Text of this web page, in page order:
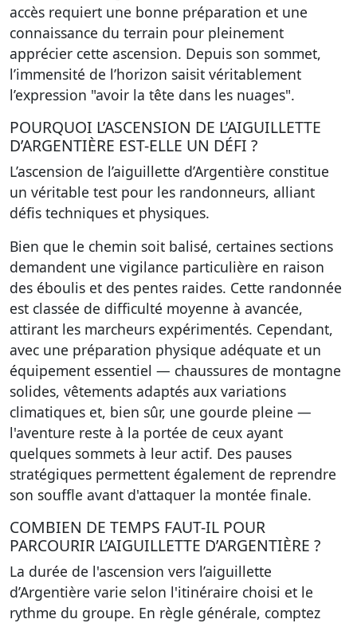
accès requiert une bonne préparation et une
connaissance du terrain pour pleinement
apprécier cette ascension. Depuis son sommet,
l’immensité de l’horizon saisit véritablement
l’expression "avoir la tête dans les nuages".
POURQUOI L’ASCENSION DE L’AIGUILLETTE
D’ARGENTIÈRE EST-ELLE UN DÉFI ?
L’ascension de l’aiguillette d’Argentière constitue
un véritable test pour les randonneurs, alliant
défis techniques et physiques.
Bien que le chemin soit balisé, certaines sections
demandent une vigilance particulière en raison
des éboulis et des pentes raides. Cette randonnée
est classée de difficulté moyenne à avancée,
attirant les marcheurs expérimentés. Cependant,
avec une préparation physique adéquate et un
équipement essentiel — chaussures de montagne
solides, vêtements adaptés aux variations
climatiques et, bien sûr, une gourde pleine —
l'aventure reste à la portée de ceux ayant
quelques sommets à leur actif. Des pauses
stratégiques permettent également de reprendre
son souffle avant d'attaquer la montée finale.
COMBIEN DE TEMPS FAUT-IL POUR
PARCOURIR L’AIGUILLETTE D’ARGENTIÈRE ?
La durée de l'ascension vers l’aiguillette
d’Argentière varie selon l'itinéraire choisi et le
rythme du groupe. En règle générale, comptez